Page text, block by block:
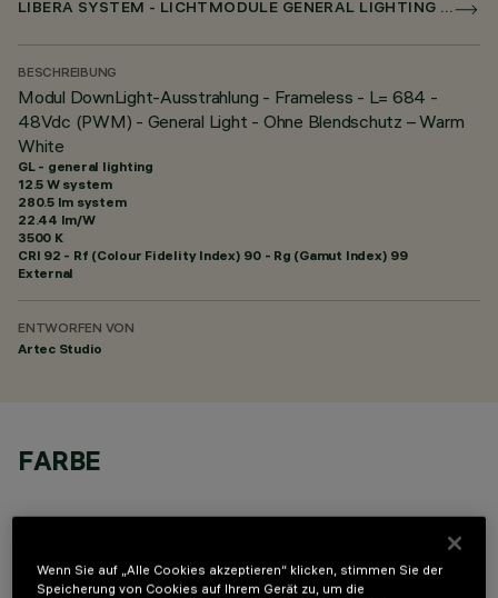
LIBERA SYSTEM - LICHTMODULE GENERAL LIGHTING OHNE SCHIRM
BESCHREIBUNG
Modul DownLight-Ausstrahlung - Frameless - L= 684 -
48Vdc (PWM) - General Light - Ohne Blendschutz – Warm
White
GL - general lighting
12.5 W system
280.5 lm system
22.44 lm/W
3500 K
CRI 92 - Rf (Colour Fidelity Index) 90 - Rg (Gamut Index) 99
External
ENTWORFEN VON
Artec Studio
FARBE
Wenn Sie auf „Alle Cookies akzeptieren“ klicken, stimmen Sie der
Speicherung von Cookies auf Ihrem Gerät zu, um die